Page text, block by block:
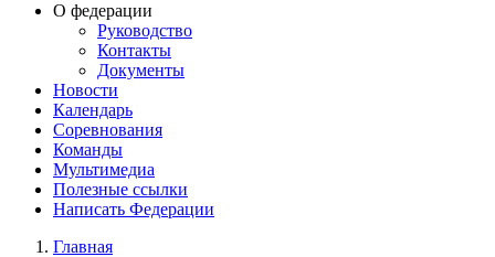
О федерации
Руководство
Контакты
Документы
Новости
Календарь
Соревнования
Команды
Мультимедиа
Полезные ссылки
Написать Федерации
Главная